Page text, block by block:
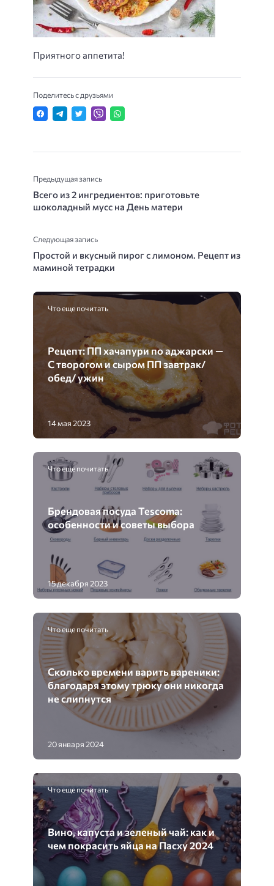
Приятного аппетита!
Поделитесь с друзьями
Предыдущая запись
Всего из 2 ингредиентов: приготовьте
шоколадный мусс на День матери
Следующая запись
Простой и вкусный пирог с лимоном. Рецепт из
маминой тетрадки
Что еще почитать
Рецепт: ПП хачапури по аджарски —
С творогом и сыром ПП завтрак/
обед/ ужин
14 мая 2023
Что еще почитать
Брендовая посуда Tescoma:
особенности и советы выбора
15 декабря 2023
Что еще почитать
Сколько времени варить вареники:
благодаря этому трюку они никогда
не слипнутся
20 января 2024
Что еще почитать
Вино, капуста и зеленый чай: как и
чем покрасить яйца на Пасху 2024